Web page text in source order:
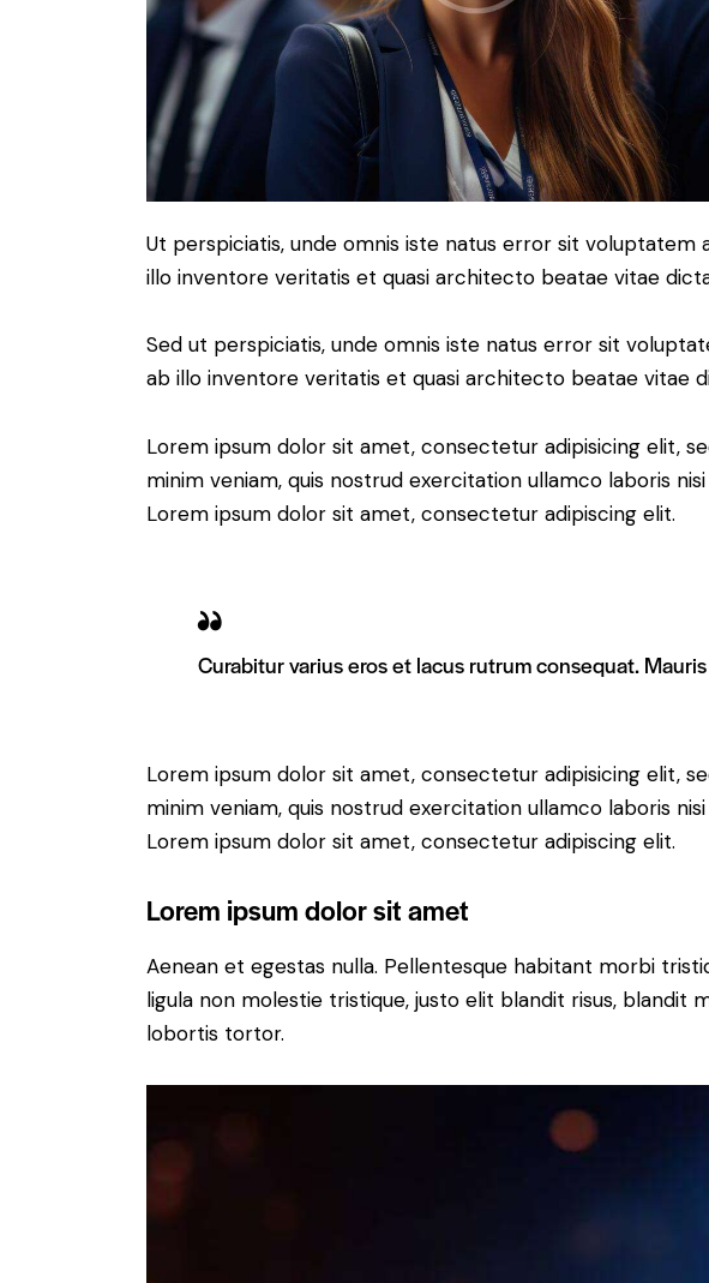
Ut perspiciatis, unde omnis iste natus error sit
illo inventore veritatis et quasi architecto beatae vitae
Sed ut perspiciatis, unde omnis iste natus error sit
ab illo inventore veritatis et quasi architecto beatae vitae
Lorem ipsum dolor sit amet, consectetur adipisicing elit,
minim veniam, quis nostrud exercitation ullamco laboris
Lorem ipsum dolor sit amet, consectetur adipiscing elit.
Curabitur varius eros et lacus rutrum consequat.
Lorem ipsum dolor sit amet, consectetur adipisicing elit,
minim veniam, quis nostrud exercitation ullamco laboris
Lorem ipsum dolor sit amet, consectetur adipiscing elit.
Lorem ipsum dolor sit amet
Aenean et egestas nulla. Pellentesque habitant morbi
ligula non molestie tristique, justo elit blandit risus, blandit
lobortis tortor.